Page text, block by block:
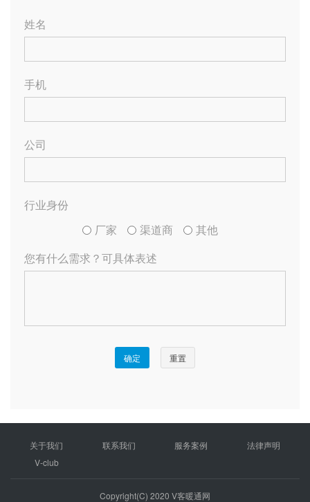
关于我们 联系我们 服务案例
法律声明
V-club
Copyright(C) 2020 V客暖通网